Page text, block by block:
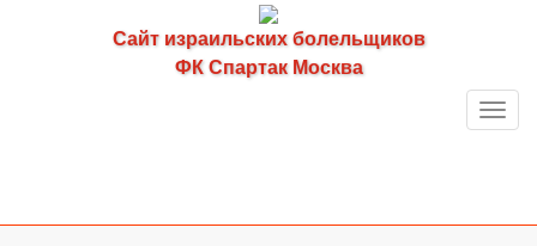
Сайт израильских болельщиков
ФК Спартак Москва